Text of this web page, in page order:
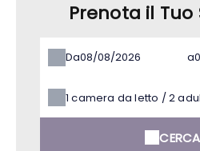
Prenota il
Da a
1camera da letto /2